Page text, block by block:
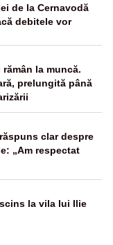
de la Cernavodă
debitele vor
la muncă.
prelungită până
clar despre
„Am respectat
la vila lui Ilie